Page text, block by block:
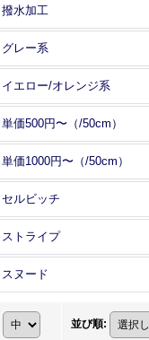
撥水加工
グレー系
イエロー/オレンジ系
単価500円〜（/50cm）
単価1000円〜（/50cm）
セルビッチ
ストライプ
スヌード
並び順: